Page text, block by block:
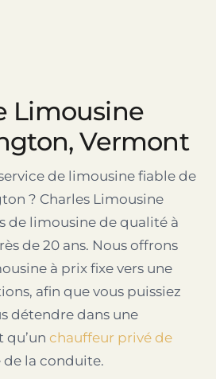
Limousine
Vermont
de limousine fiable de
? Charles Limousine
de limousine de qualité à
de 20 ans. Nous offrons
à prix fixe vers une
afin que vous puissiez
détendre dans une
chauffeur privé de
de la conduite.